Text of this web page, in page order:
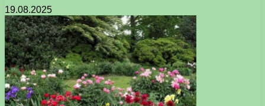
19.08.2025